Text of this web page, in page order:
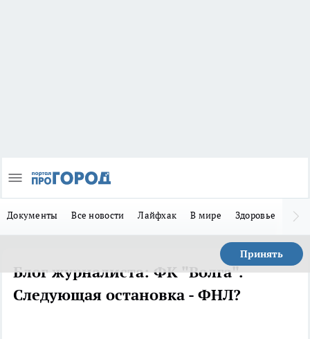
Документы Все новости Лайфхак В мире Здоровье
Принять
Блог журналиста: ФК "Волга".
Следующая остановка - ФНЛ?